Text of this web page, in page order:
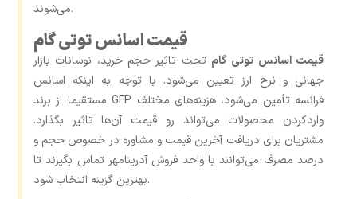
می‌شوند.
قیمت اسانس توتی گام
قیمت اسانس توتی گام تحت تاثیر حجم خرید، نوسانات بازار
جهانی و نرخ ارز تعیین می‌شود. با توجه به اینکه اسانس
مستقیما از برند GFP فرانسه تأمین می‌شود، هزینه‌های مختلف
واردکردن محصولات می‌تواند رو قیمت آن‌ها تاثیر بگذارد.
مشتریان برای دریافت آخرین قیمت و مشاوره در خصوص حجم و
درصد مصرف می‌توانند با واحد فروش آدرینامهر تماس بگیرند تا
بهترین گزینه انتخاب شود.